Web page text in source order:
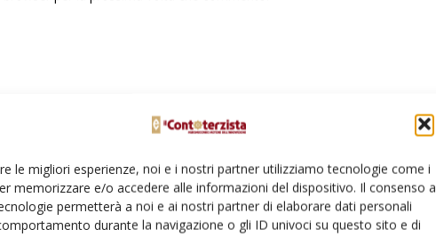
le migliori esperienze, noi e i nostri partner utilizziamo tecnologie come i
memorizzare e/o accedere alle informazioni del dispositivo. Il consenso a
permetterà a noi e ai nostri partner di elaborare dati personali
durante la navigazione o gli ID univoci su questo sito e di